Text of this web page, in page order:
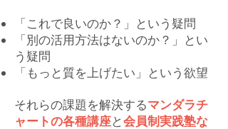
「これで良いのか？」という疑問
「別の活用方法はないのか？」とい
う疑問
「もっと質を上げたい」という欲望
​それらの課題を解決するマンダラチ
ャートの各種講座と会員制実践塾な